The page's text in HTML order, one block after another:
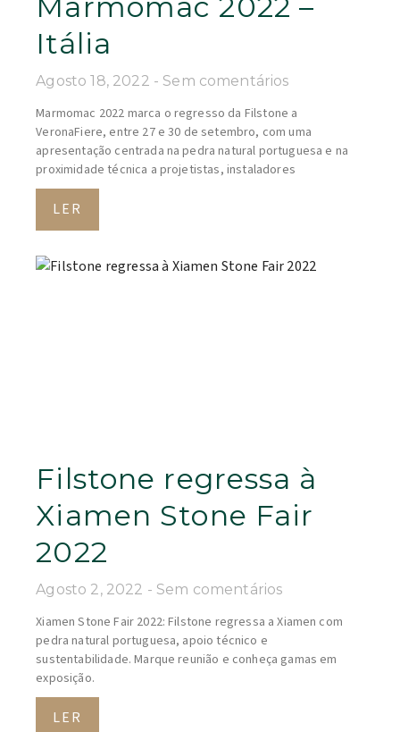
Marmomac 2022 –
Itália
Agosto 18, 2022 Sem comentários
Marmomac 2022 marca o regresso da Filstone a
VeronaFiere, entre 27 e 30 de setembro, com uma
apresentação centrada na pedra natural portuguesa e na
proximidade técnica a projetistas, instaladores
LER
Filstone regressa à
Xiamen Stone Fair
2022
Agosto 2, 2022 Sem comentários
Xiamen Stone Fair 2022: Filstone regressa a Xiamen com
pedra natural portuguesa, apoio técnico e
sustentabilidade. Marque reunião e conheça gamas em
exposição.
LER